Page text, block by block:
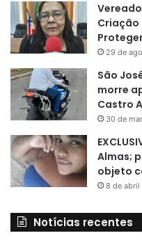
Criação
29 de
São
morre
Castro
30 de
Almas;
objeto
8 de abril
Notícias recentes